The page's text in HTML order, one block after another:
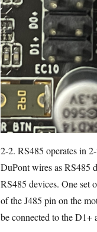
2-2. RS485 operates in
DuPont wires as RS485
RS485 devices. One set
of the J485 pin on the
be connected to the